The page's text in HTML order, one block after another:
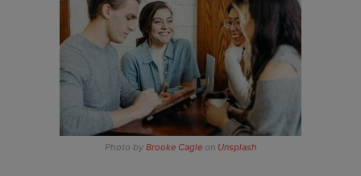
Photo by Brooke Cagleon Unsplash